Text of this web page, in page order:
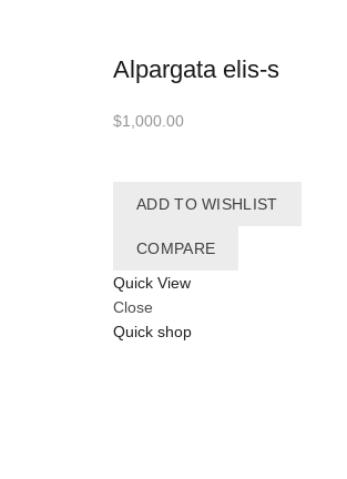
Alpargata elis-s
$1,000.00
ADD TO WISHLIST
COMPARE
Quick View
Close
Quick shop